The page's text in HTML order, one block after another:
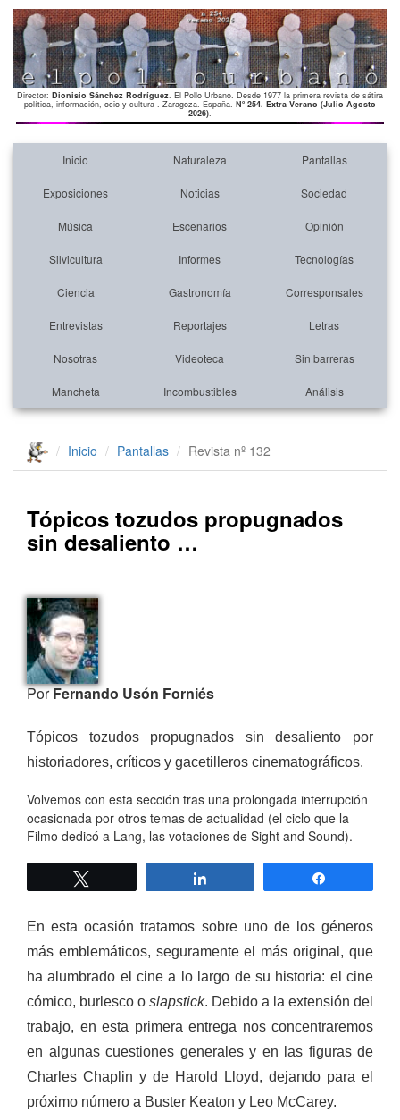
Director: Dionisio Sánchez Rodríguez. El Pollo Urbano. Desde 1977 la primera revista de sátira
política, información, ocio y cultura . Zaragoza. España. Nº 254. Extra Verano (Julio Agosto
2026).
Inicio Naturaleza Pantallas
Exposiciones Noticias Sociedad
Música Escenarios Opinión
Silvicultura Informes Tecnologías
Ciencia Gastronomía Corresponsales
Entrevistas Reportajes Letras
Nosotras Videoteca Sin barreras
Mancheta Incombustibles Análisis
Inicio Pantallas Revista nº 132
Tópicos tozudos propugnados
sin desaliento …
PorFernando Usón Forniés
Tópicos tozudos propugnados sin desaliento por
historiadores, críticos y gacetilleros cinematográficos.
Volvemos con esta sección tras una prolongada interrupción
ocasionada por otros temas de actualidad (el ciclo que la
Filmo dedicó a Lang, las votaciones de Sight and Sound).
En esta ocasión tratamos sobre uno de los géneros
más emblemáticos, seguramente el más original, que
ha alumbrado el cine a lo largo de su historia: el cine
cómico, burlesco o slapstick. Debido a la extensión del
trabajo, en esta primera entrega nos concentraremos
en algunas cuestiones generales y en las figuras de
Charles Chaplin y de Harold Lloyd, dejando para el
próximo número a Buster Keaton y Leo McCarey.